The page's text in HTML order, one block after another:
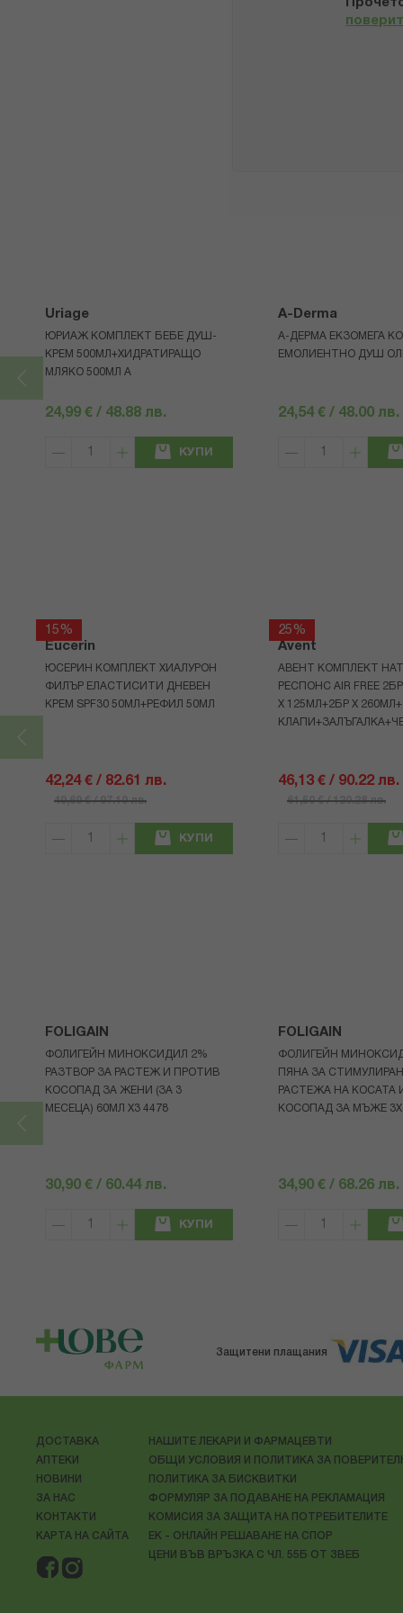
Uriage
ЮРИАЖ КОМПЛЕКТ БЕБЕ ДУШ-
КРЕМ 500МЛ+ХИДРАТИРАЩО
МЛЯКО 500МЛ A
24,99 € / 48.88 лв.
КУПИ
A-Derma
А-ДЕРМА ЕКЗОМЕГА
ЕМОЛИЕНТНО ДУШ
24,54 € / 48.00 лв.
15%
Eucerin
ЮСЕРИН КОМПЛЕКТ ХИАЛУРОН
ФИЛЪР ЕЛАСТИСИТИ ДНЕВЕН
КРЕМ SPF30 50МЛ+РЕФИЛ 50МЛ
42,24 € / 82.61 лв.
49,69 € / 97.19 лв.
КУПИ
25%
Avent
АВЕНТ КОМПЛЕКТ
РЕСПОНС AIR FREE
Х 125МЛ+2БР Х
46,13 € / 90.22 лв.
61,50 € / 120.28 лв.
FOLIGAIN
ФОЛИГЕЙН МИНОКСИДИЛ 2%
РАЗТВОР ЗА РАСТЕЖ И ПРОТИВ
КОСОПАД ЗА ЖЕНИ (ЗА 3
МЕСЕЦА) 60МЛ X3 4478
30,90 € / 60.44 лв.
КУПИ
FOLIGAIN
ФОЛИГЕЙН
ПЯНА ЗА
РАСТЕЖА НА КОСАТА
КОСОПАД ЗА МЪЖЕ
34,90 € / 68.26 лв.
Защитени плащания
ДОСТАВКА
АПТЕКИ
НОВИНИ
ЗА НАС
КОНТАКТИ
КАРТА НА САЙТА
НАШИТЕ ЛЕКАРИ И ФАРМАЦЕВТИ
ОБЩИ УСЛОВИЯ И ПОЛИТИКА ЗА
ПОЛИТИКА ЗА БИСКВИТКИ
ФОРМУЛЯР ЗА ПОДАВАНЕ НА РЕКЛАМАЦИЯ
КОМИСИЯ ЗА ЗАЩИТА НА ПОТРЕБИТЕЛИТЕ
ЕК - ОНЛАЙН РЕШАВАНЕ НА СПОР
ЦЕНИ ВЪВ ВРЪЗКА С ЧЛ. 55Б ОТ ЗВЕБ